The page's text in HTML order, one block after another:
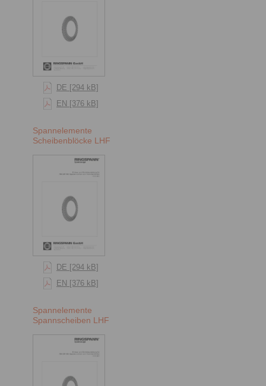
DE [294 kB]
EN [376 kB]
Spannelemente
Scheibenblöcke LHF
DE [294 kB]
EN [376 kB]
Spannelemente
Spannscheiben LHF